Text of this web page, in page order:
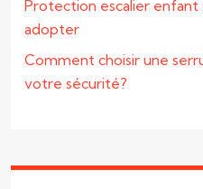
Protection escalier enfant
adopter
Comment choisir une
votre sécurité?